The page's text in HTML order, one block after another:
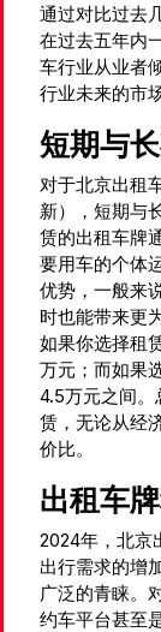
通过对比过去
在过去五年内
车行业从业者
行业未来的市
短期与
对于北京出租
新），短期与
赁的出租车牌
要用车的个体
优势，一般来
时也能带来更
如果你选择租
万元；而如果
4.5万元之间。
赁，无论从经
价比。
出租车
2024年，北京
出行需求的增
广泛的青睐。
约车平台甚至